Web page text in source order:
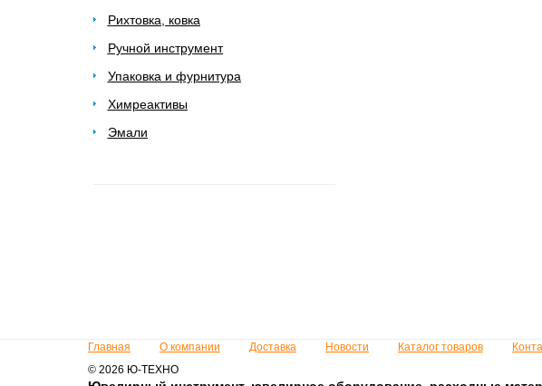
Рихтовка, ковка
Ручной инструмент
Упаковка и фурнитура
Химреактивы
Эмали
Главная О компании Доставка Новости Каталог товаров
© 2026 Ю-ТЕХНО